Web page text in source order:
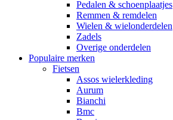
Pedalen & schoenplaatjes
Remmen & remdelen
Wielen & wielonderdelen
Zadels
Overige onderdelen
Populaire merken
Fietsen
Assos wielerkleding
Aurum
Bianchi
Bmc